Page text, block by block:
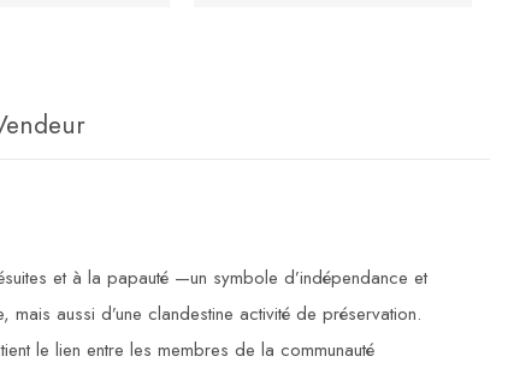
et à la papauté —un symbole d’indépendance et
aussi d’une clandestine activité de préservation.
le lien entre les membres de la communauté